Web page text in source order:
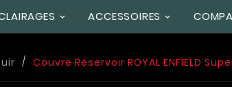
ACCESSOIRES
Couvre Réservoir ROYAL ENFIELD